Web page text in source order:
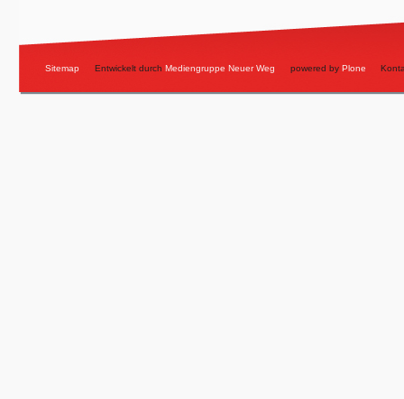
Sitemap Entwickelt durch Mediengruppe Neuer Weg powered by Plone